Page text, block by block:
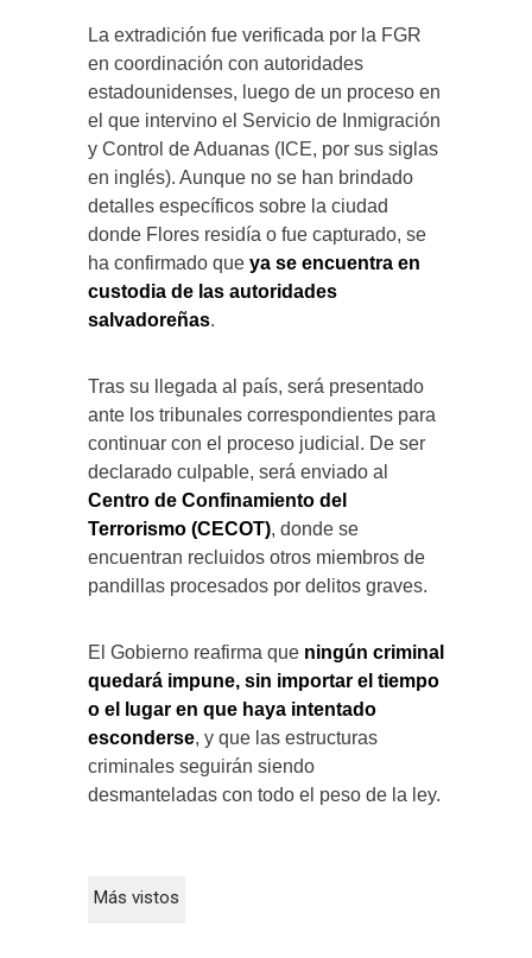
La extradición fue verificada por la FGR
en coordinación con autoridades
estadounidenses, luego de un proceso en
el que intervino el Servicio de Inmigración
y Control de Aduanas (ICE, por sus siglas
en inglés). Aunque no se han brindado
detalles específicos sobre la ciudad
donde Flores residía o fue capturado, se
ha confirmado que ya se encuentra en
custodia de las autoridades
salvadoreñas.
Tras su llegada al país, será presentado
ante los tribunales correspondientes para
continuar con el proceso judicial. De ser
declarado culpable, será enviado al
Centro de Confinamiento del
Terrorismo (CECOT), donde se
encuentran recluidos otros miembros de
pandillas procesados por delitos graves.
El Gobierno reafirma que ningún criminal
quedará impune, sin importar el tiempo
o el lugar en que haya intentado
esconderse, y que las estructuras
criminales seguirán siendo
desmanteladas con todo el peso de la ley.
Más vistos